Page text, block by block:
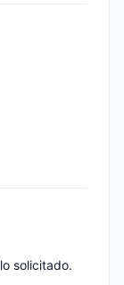
solicitado.